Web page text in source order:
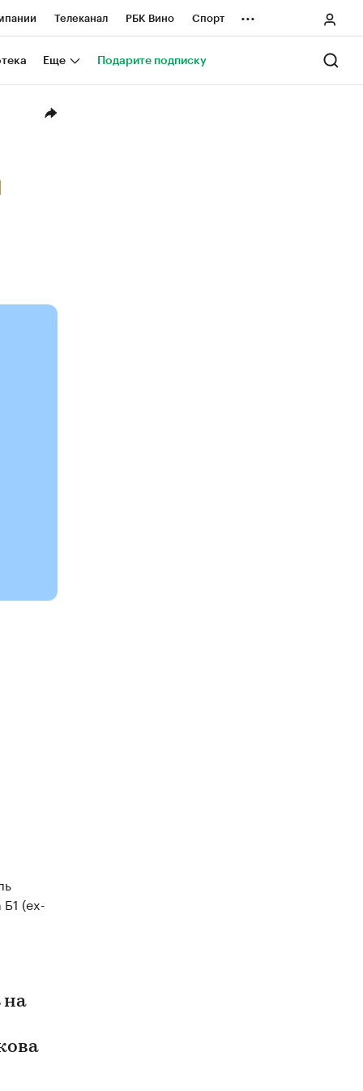
Телеканал РБК Вино Спорт
проекты Город
...
Еще Подарите подписку
(ex-
на